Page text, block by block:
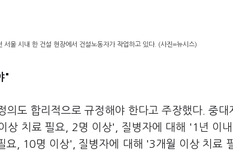
울 시내 한 건설 현장에서 건설노동자가 작업하고 있다. (사진=뉴시스)
"
도 합리적으로 규정해야 한다고 주장했다. 중대
상 치료 필요, 2명 이상', 질병자에 대해 '1년 이
, 10명 이상', 질병자에 대해 '3개월 이상 치료